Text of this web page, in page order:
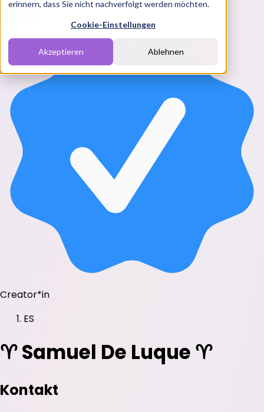
erinnern, dass Sie nicht nachverfolgt werden möchten.
Cookie-Einstellungen
Akzeptieren Ablehnen
Creator*in
ES
♈️ Samuel De Luque ♈️
Kontakt